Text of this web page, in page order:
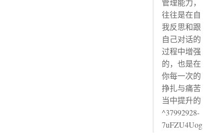
管理能力，
往往是在自
我反思和跟
自己对话的
过程中增强
的，也是在
你每一次的
挣扎与痛苦
当中提升的
^37992928-
7uFZU4Uog